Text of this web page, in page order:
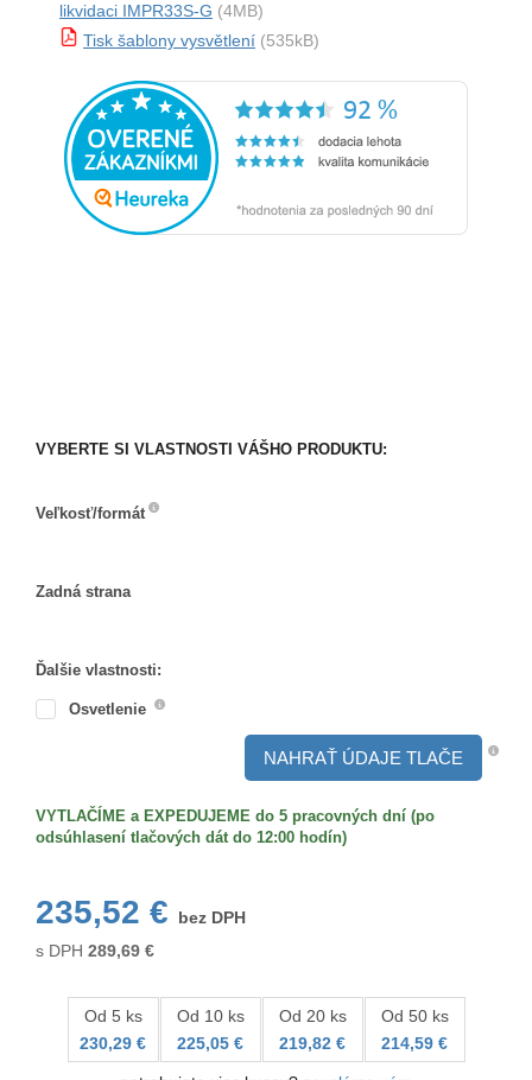
likvidaci IMPR33S-G (4MB)
Tisk šablony vysvětlení (535kB)
VYBERTE SI VLASTNOSTI VÁŠHO PRODUKTU:
Veľkosť/formát
Zadná strana
strana
Ďalšie vlastnosti:
Osvetlenie
NAHRAŤ ÚDAJE TLAČE
VYTLAČÍME a EXPEDUJEME do 5 pracovných dní (po
odsúhlasení tlačových dát do 12:00 hodín)
235,52 €
bez DPH
s DPH 289,69 €
Od 5 ks
230,29 €
Od 10 ks
225,05 €
Od 20 ks
219,82 €
Od 50 ks
214,59 €